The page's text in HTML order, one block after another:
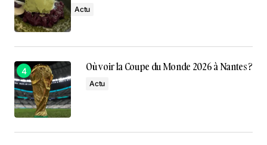
Actu
Où voir la Coupe du Monde 2026 à Nantes ?
Actu